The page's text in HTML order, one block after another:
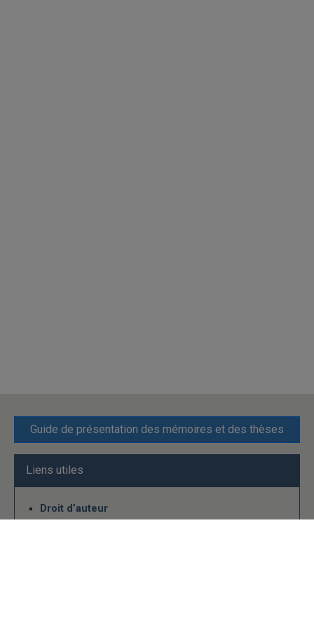
Guide de présentation des mémoires et des thèses
Liens utiles
Droit d’auteur